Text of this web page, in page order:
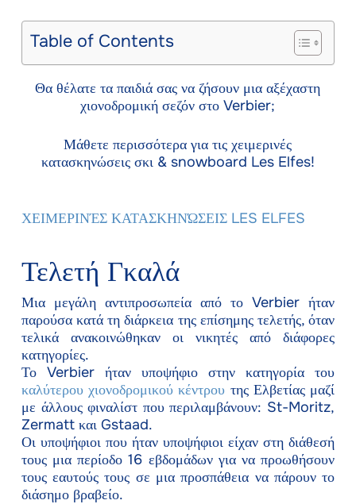
Table of Contents
Θα θέλατε τα παιδιά σας να ζήσουν μια αξέχαστη
χιονοδρομική σεζόν στο Verbier;
Μάθετε περισσότερα για τις χειμερινές
κατασκηνώσεις σκι & snowboard Les Elfes!
ΧΕΙΜΕΡΙΝΈΣ ΚΑΤΑΣΚΗΝΏΣΕΙΣ LES ELFES
Τελετή Γκαλά
Μια μεγάλη αντιπροσωπεία από το Verbier ήταν
παρούσα κατά τη διάρκεια της επίσημης τελετής, όταν
τελικά ανακοινώθηκαν οι νικητές από διάφορες
κατηγορίες.
Το Verbier ήταν υποψήφιο στην κατηγορία του
καλύτερου χιονοδρομικού κέντρου της Ελβετίας μαζί
με άλλους φιναλίστ που περιλαμβάνουν: St-Moritz,
Zermatt και Gstaad.
Οι υποψήφιοι που ήταν υποψήφιοι είχαν στη διάθεσή
τους μια περίοδο 16 εβδομάδων για να προωθήσουν
τους εαυτούς τους σε μια προσπάθεια να πάρουν το
διάσημο βραβείο.